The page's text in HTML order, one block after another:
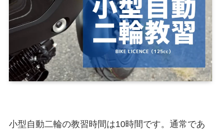
小型自動二輪の教習時間は10時間です。通常であ